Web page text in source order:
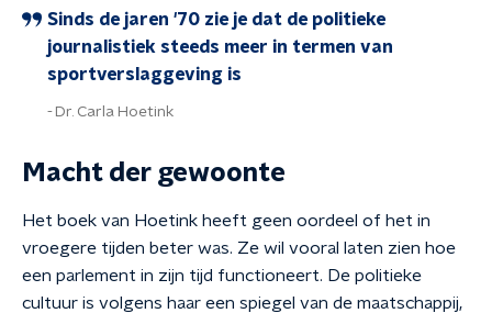
Sinds de jaren '70 zie je dat de politieke
journalistiek steeds meer in termen van
sportverslaggeving is
Dr. Carla Hoetink
Macht der gewoonte
Het boek van Hoetink heeft geen oordeel of het in
vroegere tijden beter was. Ze wil vooral laten zien hoe
een parlement in zijn tijd functioneert. De politieke
cultuur is volgens haar een spiegel van de maatschappij,